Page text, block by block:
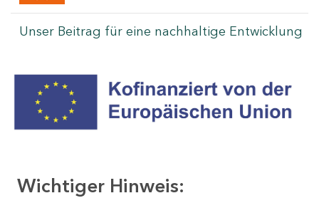
Unser Beitrag für eine nachhaltige Entwicklung
Wichtiger Hinweis: